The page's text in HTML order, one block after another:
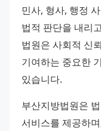
민사, 형사, 행정
법적 판단을 내리
법원은 사회적 신
기여하는 중요한
있습니다.
부산지방법원은
서비스를 제공하